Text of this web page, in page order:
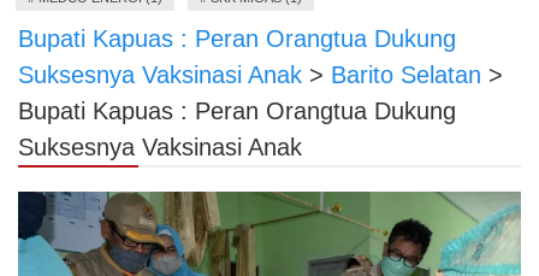
Bupati Kapuas : Peran Orangtua Dukung
Suksesnya Vaksinasi Anak > Barito Selatan >
Bupati Kapuas : Peran Orangtua Dukung
Suksesnya Vaksinasi Anak